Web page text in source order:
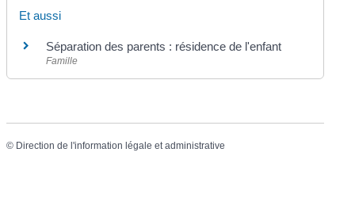
Et aussi
Séparation des parents : résidence de l'enfant
Famille
© Direction de l'information légale et administrative